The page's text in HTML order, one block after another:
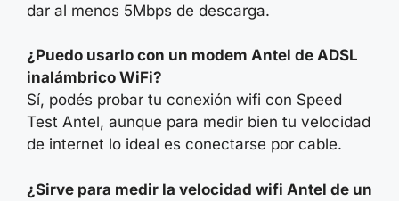
dar al menos 5Mbps de descarga.
¿Puedo usarlo con un modem Antel de ADSL
inalámbrico WiFi?
Sí, podés probar tu conexión wifi con Speed
Test Antel, aunque para medir bien tu velocidad
de internet lo ideal es conectarse por cable.
¿Sirve para medir la velocidad wifi Antel de un